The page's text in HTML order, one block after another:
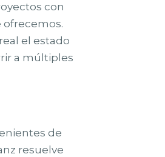
con
ofrecemos.
el estado
a múltiples
de
resuelve